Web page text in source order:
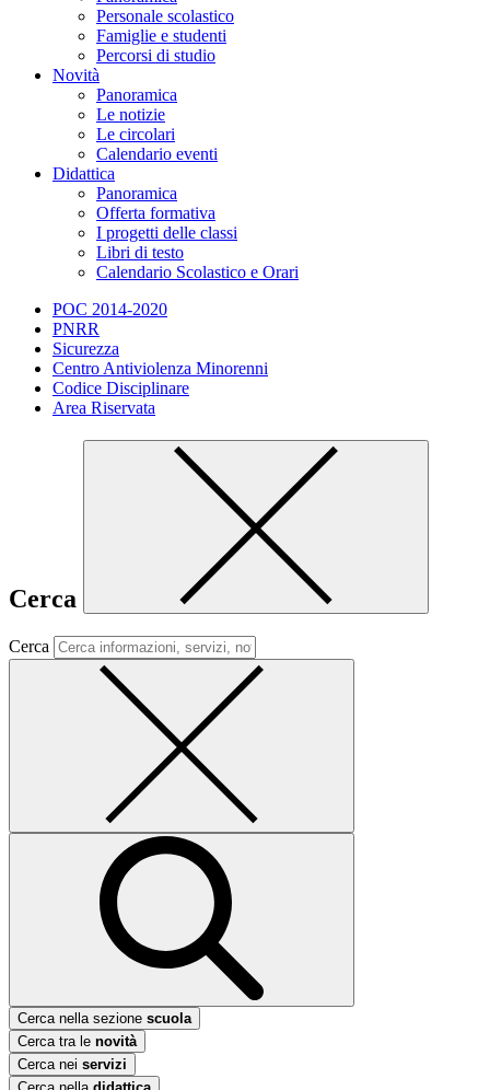
Personale scolastico
Famiglie e studenti
Percorsi di studio
Novità
Panoramica
Le notizie
Le circolari
Calendario eventi
Didattica
Panoramica
Offerta formativa
I progetti delle classi
Libri di testo
Calendario Scolastico e Orari
POC 2014-2020
PNRR
Sicurezza
Centro Antiviolenza Minorenni
Codice Disciplinare
Area Riservata
Cerca
Cerca
Cerca nella sezione scuola
Cerca tra le novità
Cerca nei servizi